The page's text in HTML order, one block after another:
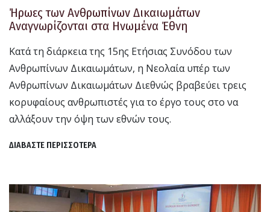
Ήρωες των Ανθρωπίνων Δικαιωμάτων
Αναγνωρίζονται στα Ηνωμένα Έθνη
Κατά τη διάρκεια της 15ης Ετήσιας Συνόδου των
Ανθρωπίνων Δικαιωμάτων, η Νεολαία υπέρ των
Ανθρωπίνων Δικαιωμάτων Διεθνώς βραβεύει τρεις
κορυφαίους ανθρωπιστές για το έργο τους στο να
αλλάξουν την όψη των εθνών τους.
ΔΙΑΒΑΣΤΕ ΠΕΡΙΣΣΟΤΕΡΑ